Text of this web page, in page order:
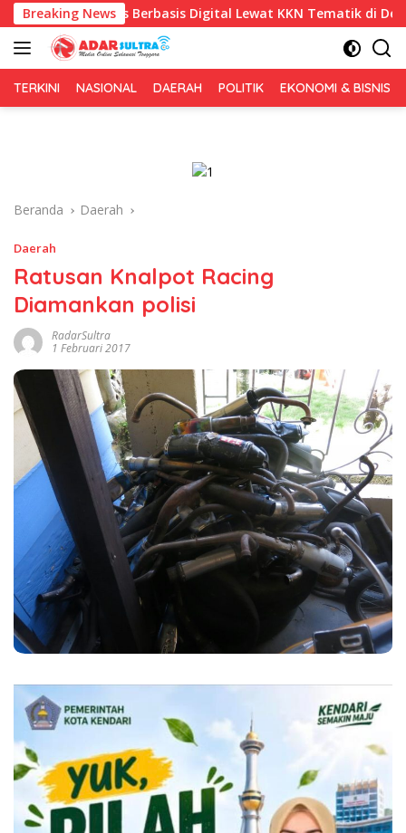
Langsung
ke
konten
Breaking News
Berbasis Digital Lewat KKN Tematik di Desa Alebo
TERKINI NASIONAL DAERAH POLITIK EKONOMI & BISNIS
Beranda Daerah
Daerah
Ratusan Knalpot Racing
Diamankan polisi
RadarSultra
1 Februari 2017